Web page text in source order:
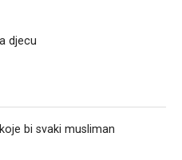
djecu
bi svaki musliman